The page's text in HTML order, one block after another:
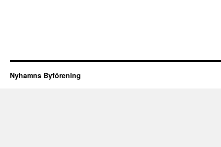
Nyhamns Byförening